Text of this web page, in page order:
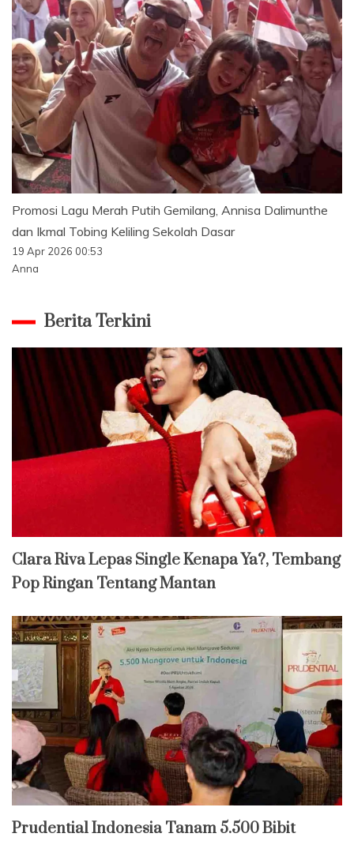
Promosi Lagu Merah Putih Gemilang, Annisa Dalimunthe
dan Ikmal Tobing Keliling Sekolah Dasar
19 Apr 2026 00:53
Anna
Berita Terkini
Clara Riva Lepas Single Kenapa Ya?, Tembang
Pop Ringan Tentang Mantan
Prudential Indonesia Tanam 5.500 Bibit